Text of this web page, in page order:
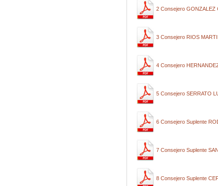
2 Consejero GONZALEZ
3 Consejero RIOS
4 Consejero
5 Consejero SERRATO
6 Consejero Suplente
7 Consejero Suplente
8 Consejero Suplente